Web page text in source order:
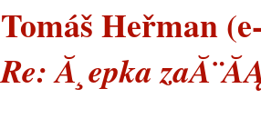
Tomáš Heřman
Re: Ă¸epka